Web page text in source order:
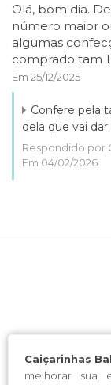
Caiçarinhas
melhorar sua
Olá, bom dia.
número maior
algumas
comprado tam
Em 25/12/2025
Confere pela
dela que vai
Respondido por
Em 04/02/2026